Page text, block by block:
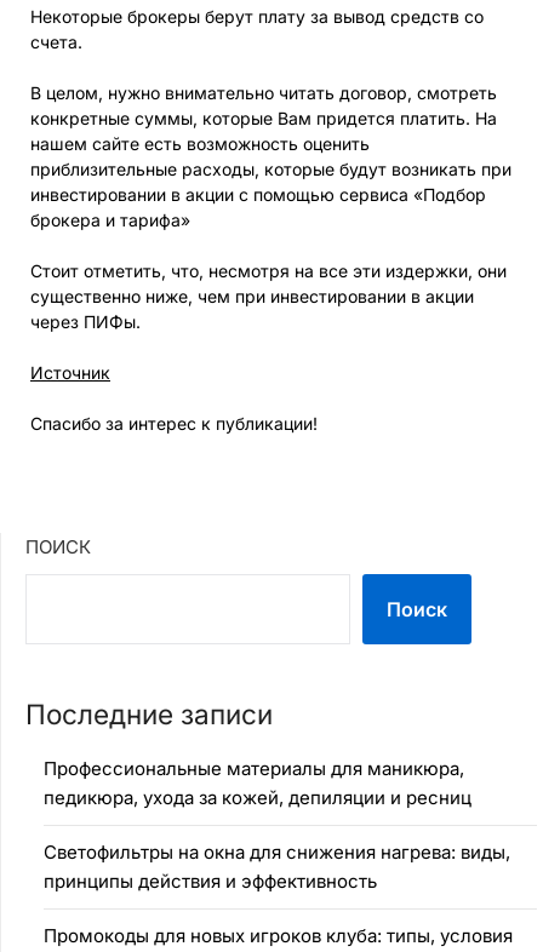
Некоторые брокеры берут плату за вывод средств со
счета.
В целом, нужно внимательно читать договор, смотреть
конкретные суммы, которые Вам придется платить. На
нашем сайте есть возможность оценить
приблизительные расходы, которые будут возникать при
инвестировании в акции с помощью сервиса «Подбор
брокера и тарифа»
Стоит отметить, что, несмотря на все эти издержки, они
существенно ниже, чем при инвестировании в акции
через ПИФы.
Источник
Спасибо за интерес к публикации!
ПОИСК
Поиск
Последние записи
Профессиональные материалы для маникюра,
педикюра, ухода за кожей, депиляции и ресниц
Светофильтры на окна для снижения нагрева: виды,
принципы действия и эффективность
Промокоды для новых игроков клуба: типы, условия